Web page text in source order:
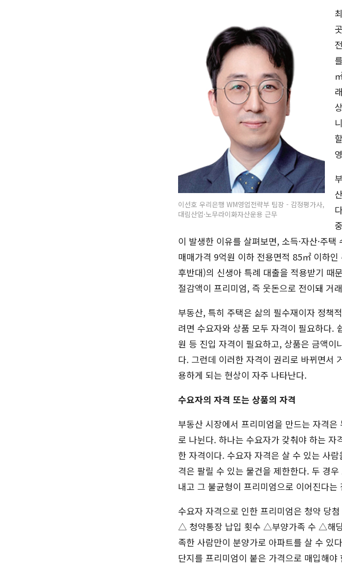
이선호 우리은행 WM영업전략부 팀장 - 감정평가사,
대림산업·노무라이화자산운용 근무
이 발생한 이유를 살펴보면, 소득·자산·주
매매가격 9억원 이하 전용면적 85㎡ 이하
후반대)의 신생아 특례 대출을 적용받기 때
절감액이 프리미엄, 즉 웃돈으로 전이돼 거
부동산, 특히 주택은 삶의 필수재이자 정책
려면 수요자와 상품 모두 자격이 필요하다.
원 등 진입 자격이 필요하고, 상품은 금액이
다. 그런데 이러한 자격이 권리로 바뀌면서
용하게 되는 현상이 자주 나타난다.
수요자의 자격 또는 상품의 자격
부동산 시장에서 프리미엄을 만드는 자격
로 나뉜다. 하나는 수요자가 갖춰야 하는
한 자격이다. 수요자 자격은 살 수 있는 사
격은 팔릴 수 있는 물건을 제한한다. 두 경
내고 그 불균형이 프리미엄으로 이어진다는
수요자 자격으로 인한 프리미엄은 청약 당
△ 청약통장 납입 횟수 △부양가족 수 △해
족한 사람만이 분양가로 아파트를 살 수 있
단지를 프리미엄이 붙은 가격으로 매입해야